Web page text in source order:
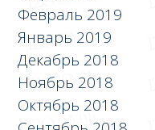
Февраль 2019
Январь 2019
Декабрь 2018
Ноябрь 2018
Октябрь 2018